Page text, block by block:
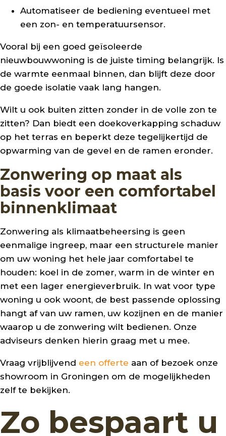
Automatiseer de bediening eventueel met
een zon- en temperatuursensor.
Vooral bij een goed geïsoleerde
nieuwbouwwoning is de juiste timing belangrijk. Is
de warmte eenmaal binnen, dan blijft deze door
de goede isolatie vaak lang hangen.
Wilt u ook buiten zitten zonder in de volle zon te
zitten? Dan biedt een doekoverkapping schaduw
op het terras en beperkt deze tegelijkertijd de
opwarming van de gevel en de ramen eronder.
Zonwering op maat als
basis voor een comfortabel
binnenklimaat
Zonwering als klimaatbeheersing is geen
eenmalige ingreep, maar een structurele manier
om uw woning het hele jaar comfortabel te
houden: koel in de zomer, warm in de winter en
met een lager energieverbruik. In wat voor type
woning u ook woont, de best passende oplossing
hangt af van uw ramen, uw kozijnen en de manier
waarop u de zonwering wilt bedienen. Onze
adviseurs denken hierin graag met u mee.
Vraag vrijblijvend een offerte aan of bezoek onze
showroom in Groningen om de mogelijkheden
zelf te bekijken.
Zo bespaart u